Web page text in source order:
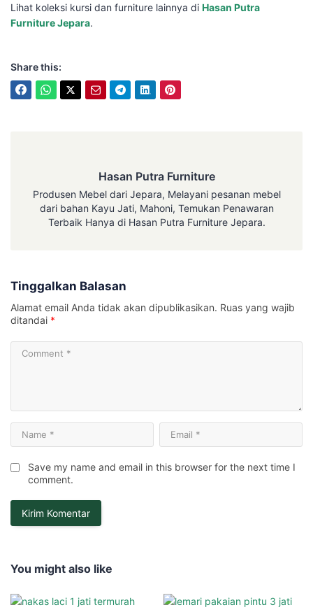
Lihat koleksi kursi dan furniture lainnya di Hasan Putra
Furniture Jepara.
Share this:
Hasan Putra Furniture
Produsen Mebel dari Jepara, Melayani pesanan mebel
dari bahan Kayu Jati, Mahoni, Temukan Penawaran
Terbaik Hanya di Hasan Putra Furniture Jepara.
Tinggalkan Balasan
Alamat email Anda tidak akan dipublikasikan. Ruas yang wajib
ditandai *
Save my name and email in this browser for the next time I
comment.
You might also like